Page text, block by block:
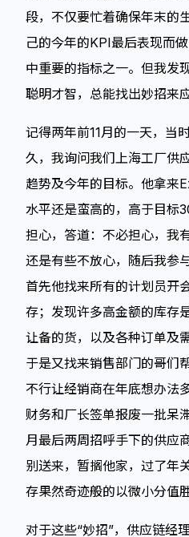
段，不仅要忙着确保年末的
己的今年的KPI最后表现而
中重要的指标之一。但我发
聪明才智，总能找出妙招来应
记得两年前11月的一天，当
久，我询问我们上海工厂供
趋势及今年的目标。他拿来
水平还是蛮高的，高于目标
担心，答道：不必担心，我
还是有些不放心，随后我参
首先他找来所有的计划员开
存；发现许多高金额的库存
让备的货，以及各种订单及
于是又找来销售部门的哥们
不行让经销商在年底想办法
财务和厂长签单报废一批呆
月最后两周招呼手下的供应
别送来，暂搁他家，过了年
存果然奇迹般的以微小分值
对于这些“妙招”，供应链经